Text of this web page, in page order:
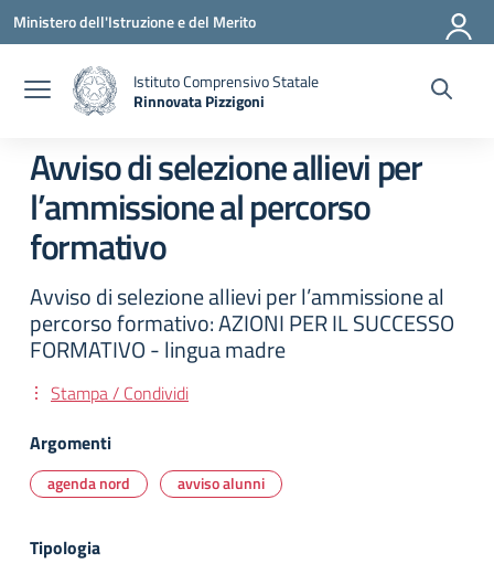
Vai ai contenuti
Vai al menu di navigazione
Vai al footer
Ministero dell'Istruzione e del Merito
Istituto Comprensivo Statale
Rinnovata Pizzigoni
Avviso di selezione allievi per
l’ammissione al percorso
formativo
Avviso di selezione allievi per l’ammissione al
percorso formativo: AZIONI PER IL SUCCESSO
FORMATIVO - lingua madre
Stampa / Condividi
Argomenti
agenda nord avviso alunni
Tipologia